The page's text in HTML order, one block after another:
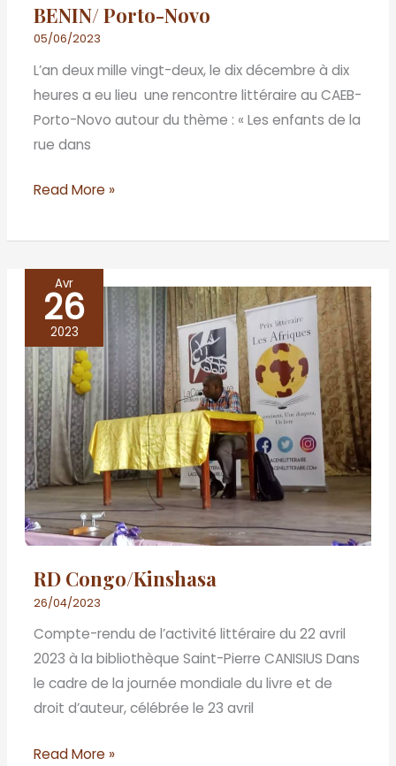
BENIN/ Porto-Novo
05/06/2023
L’an deux mille vingt-deux, le dix décembre à dix
heures a eu lieu une rencontre littéraire au CAEB-
Porto-Novo autour du thème : « Les enfants de la
rue dans
Read More »
Avr
26
2023
RD Congo/Kinshasa
26/04/2023
Compte-rendu de l’activité littéraire du 22 avril
2023 à la bibliothèque Saint-Pierre CANISIUS Dans
le cadre de la journée mondiale du livre et de
droit d’auteur, célébrée le 23 avril
RD
Congo/Kinshasa
Read More »